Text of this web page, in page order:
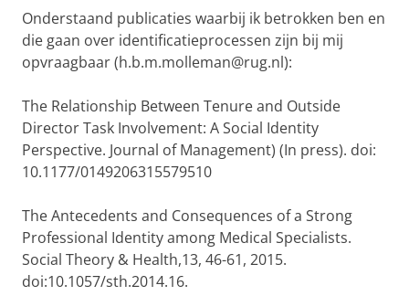
Onderstaand publicaties waarbij ik betrokken ben en
die gaan over identificatieprocessen zijn bij mij
opvraagbaar (h.b.m.molleman@rug.nl):
The Relationship Between Tenure and Outside
Director Task Involvement: A Social Identity
Perspective. Journal of Management) (In press). doi:
10.1177/0149206315579510
The Antecedents and Consequences of a Strong
Professional Identity among Medical Specialists.
Social Theory & Health,13, 46-61, 2015.
doi:10.1057/sth.2014.16.